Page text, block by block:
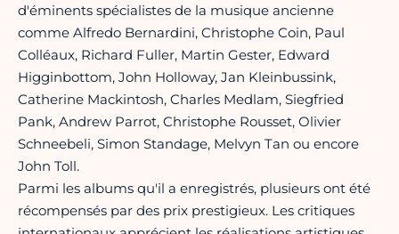
d'éminents spécialistes de la musique ancienne
comme Alfredo Bernardini, Christophe Coin, Paul
Colléaux, Richard Fuller, Martin Gester, Edward
Higginbottom, John Holloway, Jan Kleinbussink,
Catherine Mackintosh, Charles Medlam, Siegfried
Pank, Andrew Parrot, Christophe Rousset, Olivier
Schneebeli, Simon Standage, Melvyn Tan ou encore
John Toll.
Parmi les albums qu'il a enregistrés, plusieurs ont été
récompensés par des prix prestigieux. Les critiques